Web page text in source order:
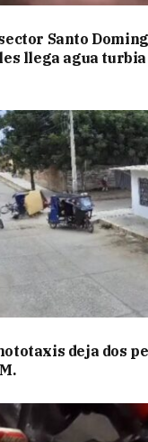
Santo
llega agua turbia
deja dos